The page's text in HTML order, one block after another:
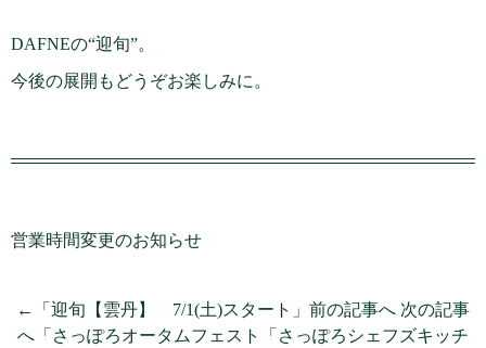
DAFNEの“迎旬”。
今後の展開もどうぞお楽しみに。
営業時間変更のお知らせ
←「迎旬【雲丹】 7/1(土)スタート」前の記事へ 次の記事
へ「さっぽろオータムフェスト「さっぽろシェフズキッチ